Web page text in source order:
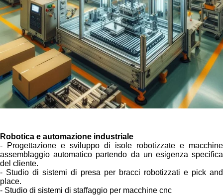
Robotica e automazione industriale
- Progettazione e sviluppo di isole robotizzate e macchine
assemblaggio automatico partendo da un esigenza specifica
del cliente.
- Studio di sistemi di presa per bracci robotizzati e pick and
place.
- Studio di sistemi di staffaggio per macchine cnc